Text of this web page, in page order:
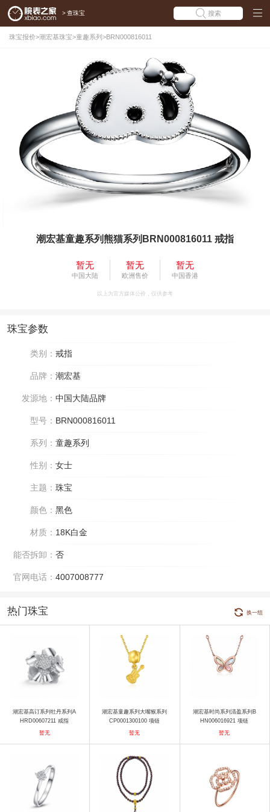
> 查珠宝 搜索
珠宝报价>潮宏基珠宝>童趣系列 >BRN000816011
潮宏基童趣系列熊猫系列BRN000816011 戒指
暂无
中国大陆
暂无
欧洲售价
暂无
中国香港
以上为官方媒体公价，仅供参考
珠宝参数
类别： 戒指
品牌： 潮宏基
发源地： 中国大陆品牌
型号： BRN000816011
系列： 童趣系列
性别： 女士
主题： 珠宝
颜色： 黑色
材质： 18K白金
能否拆卸： 否
官网电话： 4007008777
热门珠宝 换一组
潮宏基高订系列牡丹系列A
HRD00607211 戒指
暂无
潮宏基童趣系列大嘴猴系列
CP0001300100 项链
暂无
潮宏基时尚系列清盈系列B
HN006016921 项链
暂无